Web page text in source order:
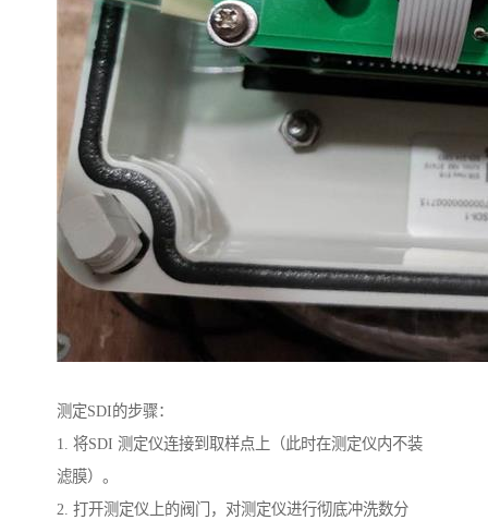
测定SDI的步骤：
1. 将SDI 测定仪连接到取样点上（此时在测定仪内不装
滤膜）。
2. 打开测定仪上的阀门，对测定仪进行彻底冲洗数分